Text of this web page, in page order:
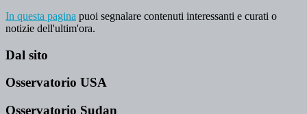
In questa pagina puoi segnalare contenuti interessanti e curati o
notizie dell'ultim'ora.
Dal sito
Osservatorio USA
Osservatorio Sudan